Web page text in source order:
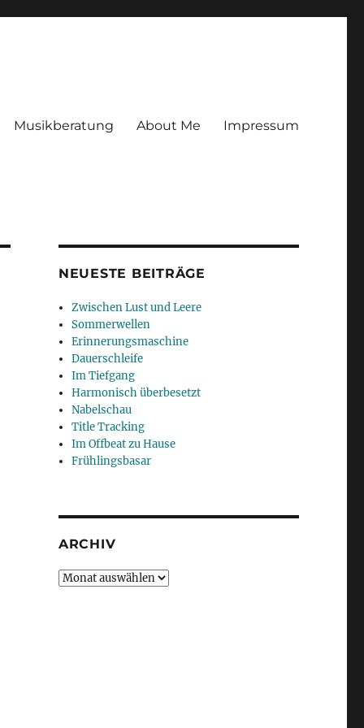
Musikberatung About Me Impressum
NEUESTE BEITRÄGE
Zwischen Lust und Leere
Sommerwellen
Erinnerungsmaschine
Dauerschleife
Im Tiefgang
Harmonisch überbesetzt
Nabelschau
Title Tracking
Im Offbeat zu Hause
Frühlingsbasar
ARCHIV
Archiv